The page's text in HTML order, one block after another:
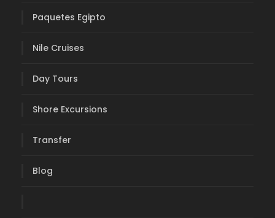
Paquetes Egipto
Nile Cruises
Day Tours
Shore Excursions
Transfer
Blog